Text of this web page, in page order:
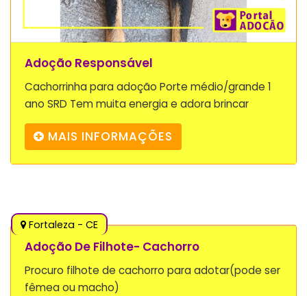
Adoção Responsável
Cachorrinha para adoção Porte médio/grande 1
ano SRD Tem muita energia e adora brincar
MAIS INFORMAÇÕES
Fortaleza - CE
Adoção De Filhote- Cachorro
Procuro filhote de cachorro para adotar(pode ser
fêmea ou macho)